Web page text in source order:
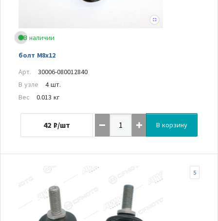
В наличии
болт M8x12
Арт.
30006-080012840
В узле
4 шт.
Вес
0.013 кг
42 ₽/шт В корзину
5